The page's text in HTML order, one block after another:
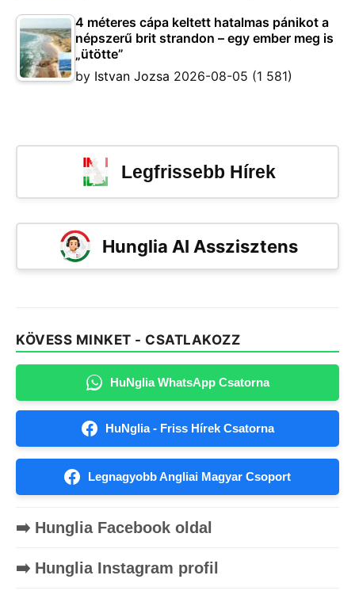
4 méteres cápa keltett hatalmas pánikot a
népszerű brit strandon – egy ember meg is
„ütötte”
by Istvan Jozsa 2026-08-05 (1 581)
Legfrissebb Hírek
Hunglia AI Asszisztens
KÖVESS MINKET - CSATLAKOZZ
HuNglia WhatsApp Csatorna
HuNglia - Friss Hírek Csatorna
Legnagyobb Angliai Magyar Csoport
➡️ Hunglia Facebook oldal
➡️ Hunglia Instagram profil